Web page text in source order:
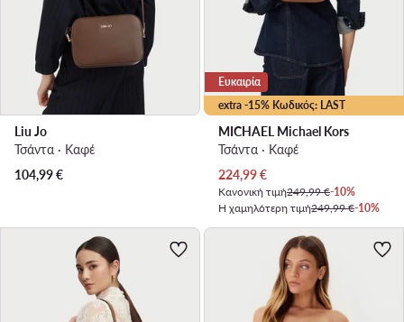
Liu Jo
Τσάντα · Καφέ
104,99€
extra -15% Κωδικός: LAST
Ευκαιρία
MICHAEL Michael Kors
Τσάντα · Καφέ
Τρέχουσα τιμή
224,99€
Κανονική τιμή249,99 €-10%
Η χαμηλότερη τιμή249,99 €-10%